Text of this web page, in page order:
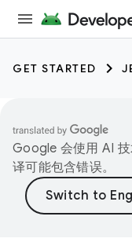
GET STARTED
Google 会使用 AI
译可能包含错误。